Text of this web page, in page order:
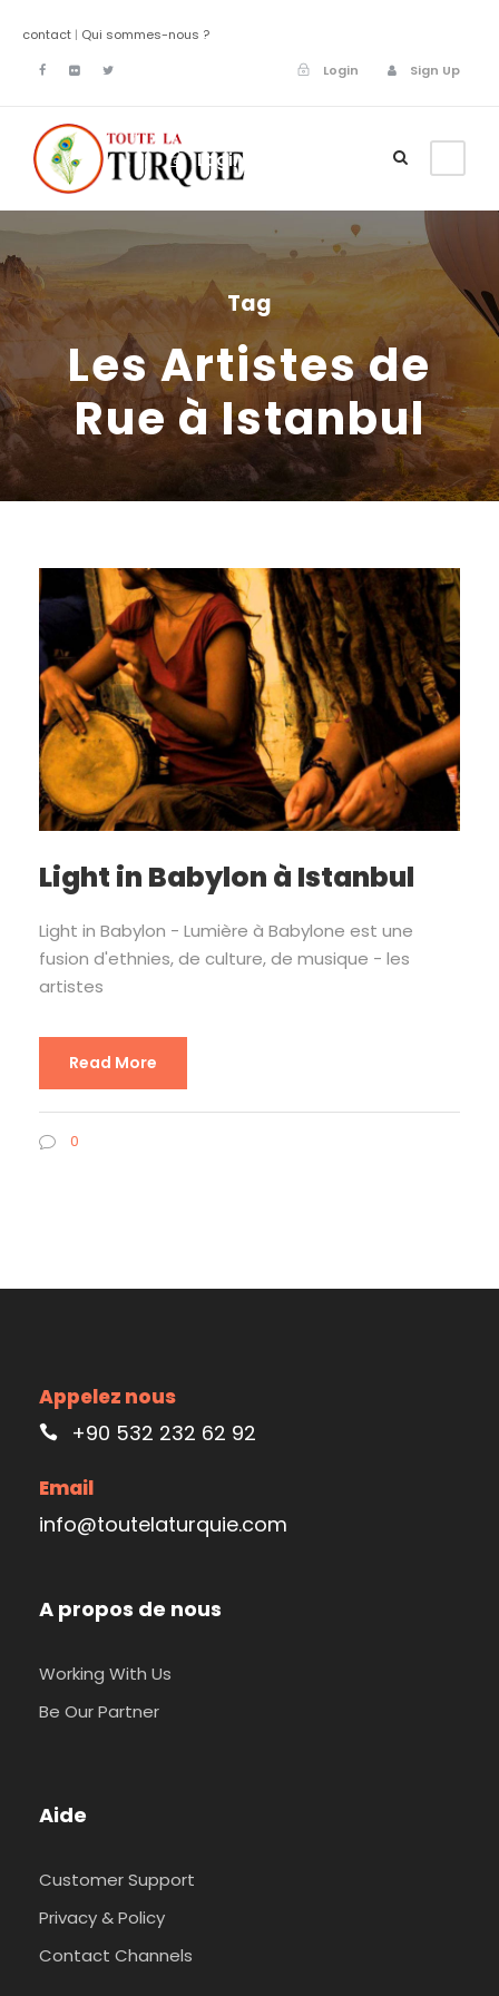
contact | Qui sommes-nous ?
Login
Sign Up
Login
Tag
Les Artistes de
Rue à Istanbul
Light in Babylon à Istanbul
Light in Babylon - Lumière à Babylone est une
fusion d'ethnies, de culture, de musique - les
artistes
Read More
0
Appelez nous
+90 532 232 62 92
Email
info@toutelaturquie.com
A propos de nous
Working With Us
Be Our Partner
Aide
Customer Support
Privacy & Policy
Contact Channels